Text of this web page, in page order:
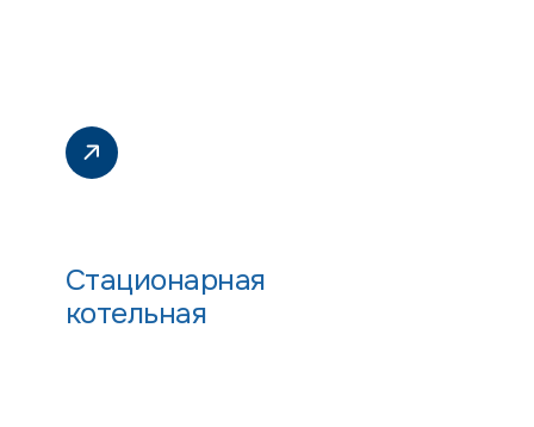
Стационарная
котельная